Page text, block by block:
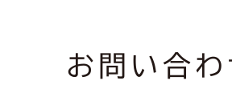
お問い合わ